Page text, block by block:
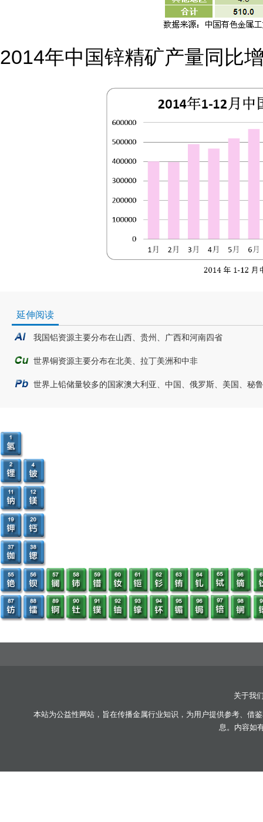
2014年中国锌精矿产量同比
延伸阅读
我国铝资源主要分布在山西、贵州、广西和河南四省
世界铜资源主要分布在北美、拉丁美洲和中非
世界上铅储量较多的国家澳大利亚、中国、俄罗斯、美国、秘
关于我
本站为公益性网站，旨在传播金属行业知识，为用户提供参考、借
息。内容如